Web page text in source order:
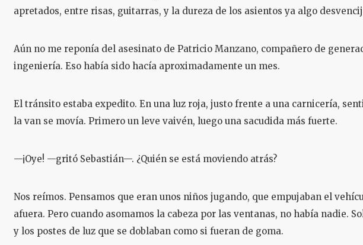
apretados, entre risas, guitarras, y la dureza de los asientos ya algo
Aún no me reponía del asesinato de Patricio Manzano, compañero de
ingeniería. Eso había sido hacía aproximadamente un mes.
El tránsito estaba expedito. En una luz roja, justo frente a una carnicería,
la van se movía. Primero un leve vaivén, luego una sacudida más fuerte.
—¡Oye! —gritó Sebastián—. ¿Quién se está moviendo atrás?
Nos reímos. Pensamos que eran unos niños jugando, que empujaban el
afuera. Pero cuando asomamos la cabeza por las ventanas, no había nadie.
y los postes de luz que se doblaban como si fueran de goma.